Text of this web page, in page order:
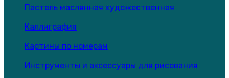
Пастель маслянная художественная
Каллиграфия
Картины по номерам
Инструменты и аксессуары для рисования